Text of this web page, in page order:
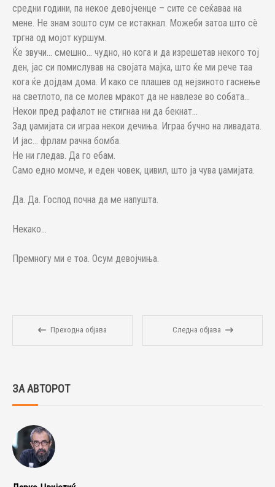
средни години, па некое девојченце – сите се сеќаваа на
мене. Не знам зошто сум се истакнал. Можеби затоа што сè
тргна од мојот куршум.
Ќе звучи... смешно... чудно, но кога и да изрешетав некого тој
ден, јас си помислував на својата мајка, што ќе ми рече таа
кога ќе дојдам дома. И како се плашев од нејзиното гаснење
на светлото, па се молев мракот да не навлезе во собата...
Некои пред рафалот не стигнаа ни да бекнат...
Зад џамијата си играа некои дечиња. Играа бучно на ливадата.
И јас... фрлам рачна бомба.
Не ни гледав. Да го ебам.
Само едно момче, и еден човек, цивил, што ја чува џамијата.
Да. Да. Господ почна да ме напушта.
Некако...
Премногу ми е тоа. Осум девојчиња.
Преходна објава Следна објава
ЗА АВТОРОТ